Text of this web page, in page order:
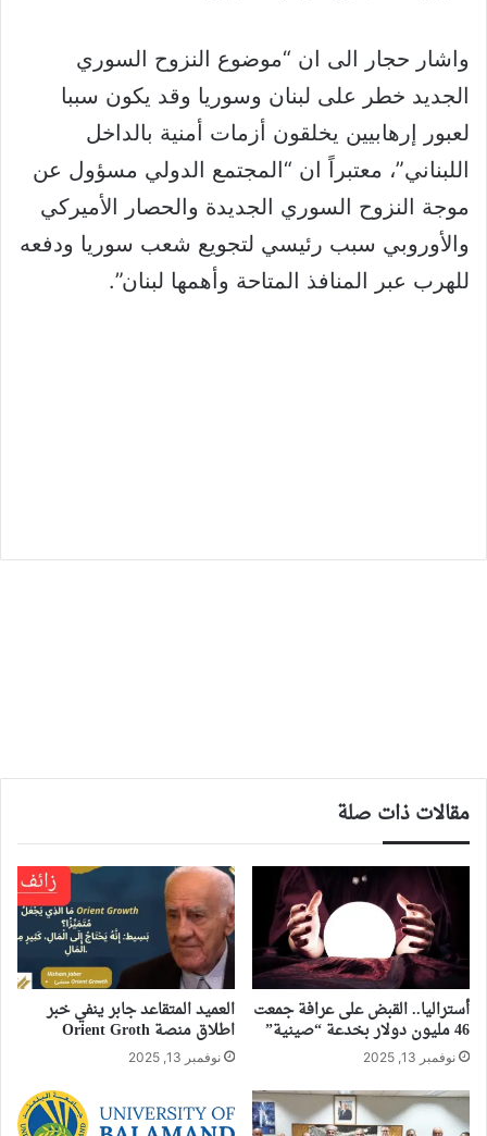
واشار حجار الى ان “موضوع النزوح السوري
الجديد خطر على لبنان وسوريا وقد يكون سببا
لعبور إرهابيين يخلقون أزمات أمنية بالداخل
اللبناني”، معتبراً ان “المجتمع الدولي مسؤول عن
موجة النزوح السوري الجديدة والحصار الأميركي
والأوروبي سبب رئيسي لتجويع شعب سوريا ودفعه
للهرب عبر المنافذ المتاحة وأهمها لبنان”.
مقالات ذات صلة
أستراليا.. القبض على عرافة جمعت
46 مليون دولار بخدعة “صينية”
نوفمبر 13, 2025
العميد المتقاعد جابر ينفي خبر
اطلاق منصة Orient Groth
نوفمبر 13, 2025